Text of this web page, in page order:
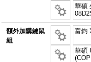
華碩
額外加購鍵鼠
組
富鈞
華碩